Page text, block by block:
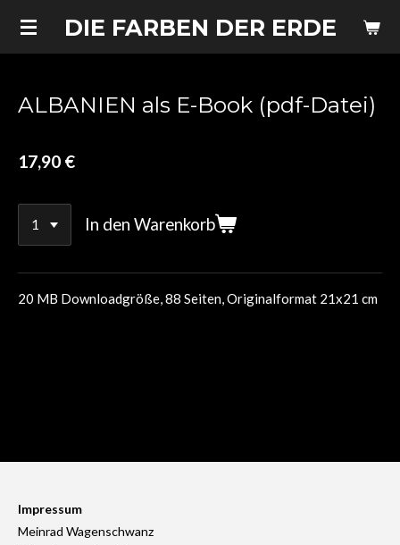
Zum
DIE FARBEN DER ERDE
ALBANIEN als E-Book (pdf-Datei)
17,90 €
In den Warenkorb
20 MB Downloadgröße, 88 Seiten, Originalformat 21x21 cm
Impressum
Meinrad Wagenschwanz